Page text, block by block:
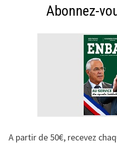
Abonnez-
A partir de 50€, recevez